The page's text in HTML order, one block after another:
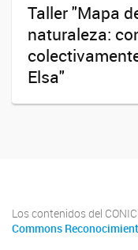
Taller "Mapa
naturaleza:
Elsa"
Los contenidos del
Commons